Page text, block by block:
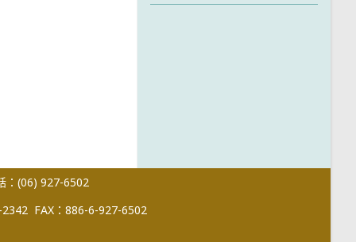
：(06) 927-6502
FAX：886-6-927-6502